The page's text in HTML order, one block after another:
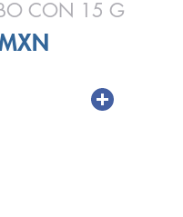
CON 15 G